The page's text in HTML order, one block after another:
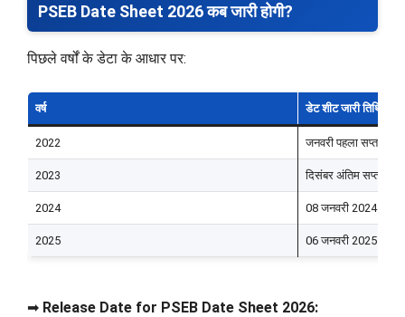
PSEB Date Sheet 2026 कब जारी होगी?
पिछले वर्षों के डेटा के आधार पर:
वर्ष डेट शीट जारी तिथि
2022 जनवरी पहला सप्ताह
2023 दिसंबर अंतिम सप्ताह
2024 08 जनवरी 2024
2025 06 जनवरी 2025
➡ Release Date for PSEB Date Sheet 2026: